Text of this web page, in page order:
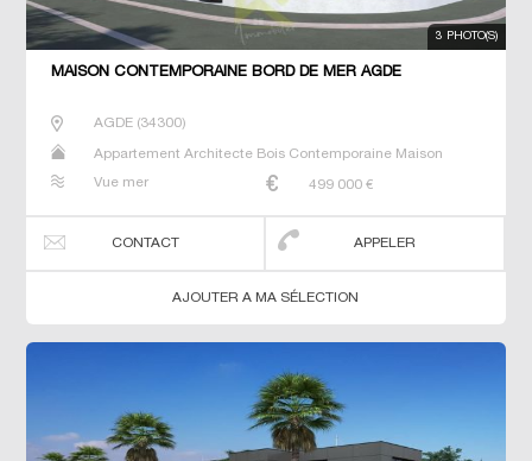
3 PHOTO(S)
MAISON CONTEMPORAINE BORD DE MER AGDE
AGDE(34300)
Appartement Architecte Bois Contemporaine Maison
Vue mer
499 000 €
CONTACT APPELER
AJOUTER A MA SÉLECTION